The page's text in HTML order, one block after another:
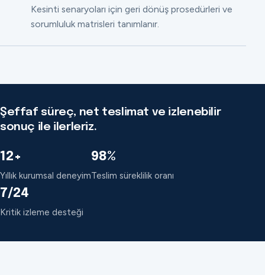
Kesinti senaryoları için geri dönüş prosedürleri ve
sorumluluk matrisleri tanımlanır.
Şeffaf süreç, net teslimat ve izlenebilir
sonuç ile ilerleriz.
12+
Yıllık kurumsal deneyim
98%
Teslim süreklilik oranı
7/24
Kritik izleme desteği